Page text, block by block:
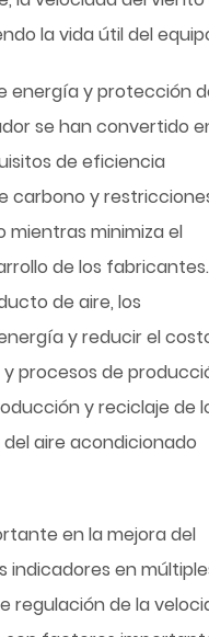
la vida útil del
energía y protección
se han convertido
de eficiencia
carbono y
minimiza el
de los
de aire, los
y reducir el
procesos de
y reciclaje de
aire acondicionado
en la mejora del
indicadores en
regulación de la